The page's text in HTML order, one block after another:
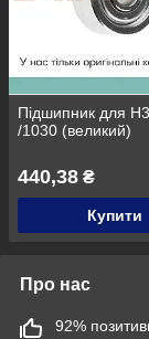
Підшипник для
/1030 (великий)
440,38 ₴
Купити
Про нас
92%